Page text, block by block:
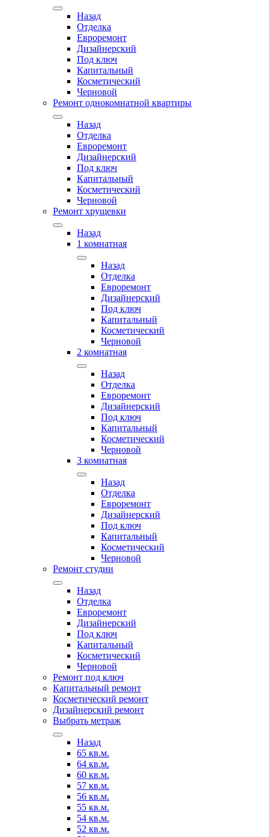
Назад
Отделка
Евроремонт
Дизайнерский
Под ключ
Капитальный
Косметический
Черновой
Ремонт однокомнатной квартиры
Назад
Отделка
Евроремонт
Дизайнерский
Под ключ
Капитальный
Косметический
Черновой
Ремонт хрущевки
Назад
1 комнатная
Назад
Отделка
Евроремонт
Дизайнерский
Под ключ
Капитальный
Косметический
Черновой
2 комнатная
Назад
Отделка
Евроремонт
Дизайнерский
Под ключ
Капитальный
Косметический
Черновой
3 комнатная
Назад
Отделка
Евроремонт
Дизайнерский
Под ключ
Капитальный
Косметический
Черновой
Ремонт студии
Назад
Отделка
Евроремонт
Дизайнерский
Под ключ
Капитальный
Косметический
Черновой
Ремонт под ключ
Капитальный ремонт
Косметический ремонт
Дизайнерский ремонт
Выбрать метраж
Назад
65 кв.м.
64 кв.м.
60 кв.м.
57 кв.м.
56 кв.м.
55 кв.м.
54 кв.м.
52 кв.м.